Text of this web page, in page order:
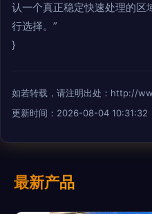
认一个真正稳定快速处理的区
行选择。”
}
如若转载，请注明出处：http://
更新时间：2026-08-04 10:31:32
最新产品